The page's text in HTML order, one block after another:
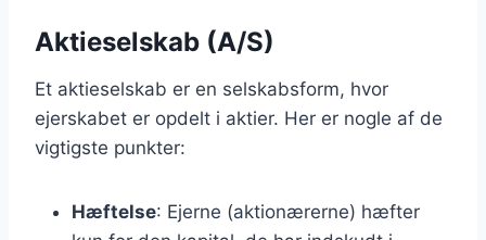
Aktieselskab (A/S)
Et aktieselskab er en selskabsform, hvor
ejerskabet er opdelt i aktier. Her er nogle af de
vigtigste punkter:
Hæftelse: Ejerne (aktionærerne) hæfter